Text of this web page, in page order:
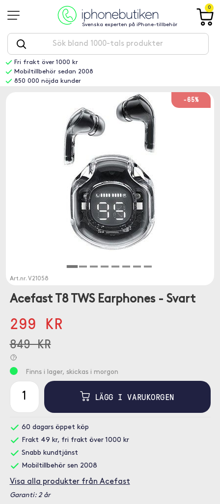
Svenska experten på iPhone-tillbehör
0
Fri frakt över 1000 kr
Mobiltillbehör sedan 2008
850 000 nöjda kunder
-65%
Art.nr. V21058
Acefast T8 TWS Earphones - Svart
299 KR
849 KR
Finns i lager, skickas i morgon
LÄGG I VARUKORGEN
60 dagars öppet köp
Frakt 49 kr, fri frakt över 1000 kr
Snabb kundtjänst
Mobiltillbehör sen 2008
Visa alla produkter från Acefast
Garanti: 2 år